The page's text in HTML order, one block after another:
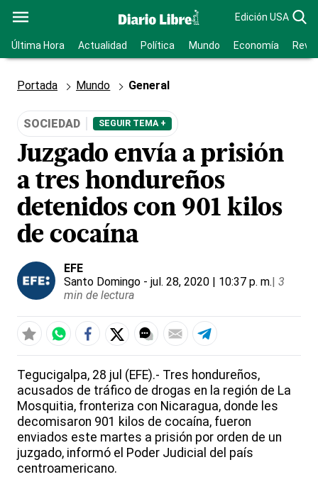
Edición USA
Última Hora Actualidad Política Mundo Economía
Portada Mundo General
SOCIEDAD SEGUIR TEMA +
Juzgado envía a prisión
a tres hondureños
detenidos con 901 kilos
de cocaína
EFE
Santo Domingo - jul. 28, 2020 | 10:37 p. m.| 3
min de lectura
Tegucigalpa, 28 jul (EFE).- Tres hondureños,
acusados de tráfico de drogas en la región de La
Mosquitia, fronteriza con Nicaragua, donde les
decomisaron 901 kilos de cocaína, fueron
enviados este martes a prisión por orden de un
juzgado, informó el Poder Judicial del país
centroamericano.